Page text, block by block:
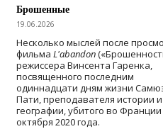
Брошенные
19.06.2026
Несколько мыслей после
фильма L'abandon
режиссера Винсента Гаренка,
посвященного последним
одиннадцати дням жизни
Пати, преподавателя истории и
географии, убитого во Франции
октября 2020 года.